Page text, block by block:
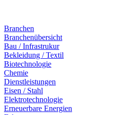
Branchen
Branchenübersicht
Bau / Infrastrukur
Bekleidung / Textil
Biotechnologie
Chemie
Dienstleistungen
Eisen / Stahl
Elektrotechnologie
Erneuerbare Energien